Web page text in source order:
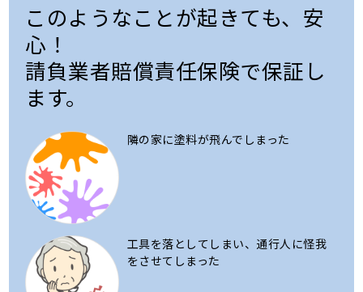
このようなことが起きても、安
心！
請負業者賠償責任保険で保証し
ます。
隣の家に塗料が飛んでしまった
工具を落としてしまい、通行人に怪我
をさせてしまった